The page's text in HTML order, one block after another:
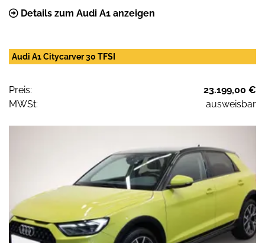
Details zum Audi A1 anzeigen
Audi A1 Citycarver 30 TFSI
Preis:
23.199,00 €
MWSt:
ausweisbar